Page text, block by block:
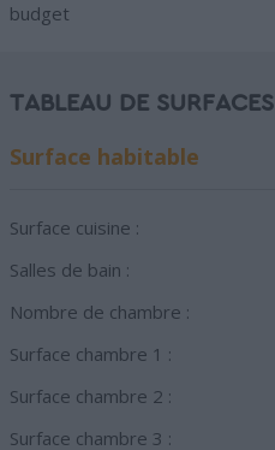
budget
TABLEAU DE SURFACES
Surface habitable
Surface cuisine :
Salles de bain :
Nombre de chambre :
Surface chambre 1 :
Surface chambre 2 :
Surface chambre 3 :